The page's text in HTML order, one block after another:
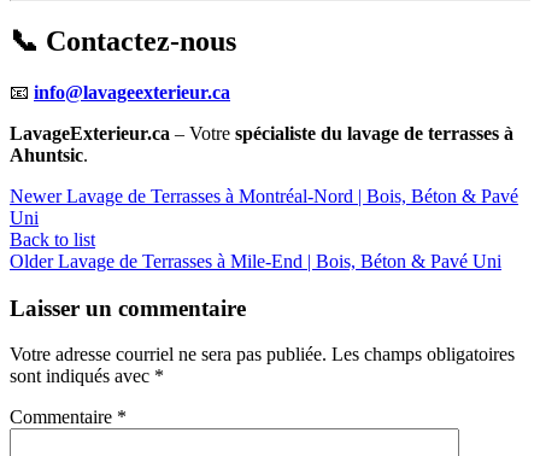
📞 Contactez-nous
📧 info@lavageexterieur.ca
LavageExterieur.ca – Votre spécialiste du lavage de terrasses à
Ahuntsic.
Newer Lavage de Terrasses à Montréal-Nord | Bois, Béton & Pavé
Uni
Back to list
Older Lavage de Terrasses à Mile-End | Bois, Béton & Pavé Uni
Laisser un commentaire
Votre adresse courriel ne sera pas publiée. Les champs obligatoires
sont indiqués avec *
Commentaire *